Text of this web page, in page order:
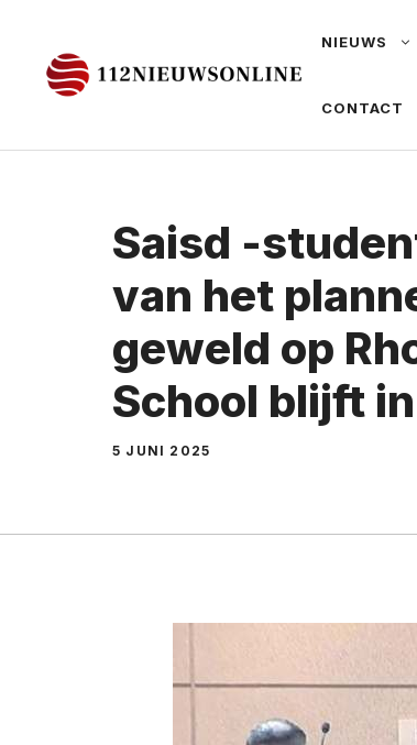
NIEUWS
CONTACT
Saisd -
van het
geweld op
School blijft
5 JUNI 2025